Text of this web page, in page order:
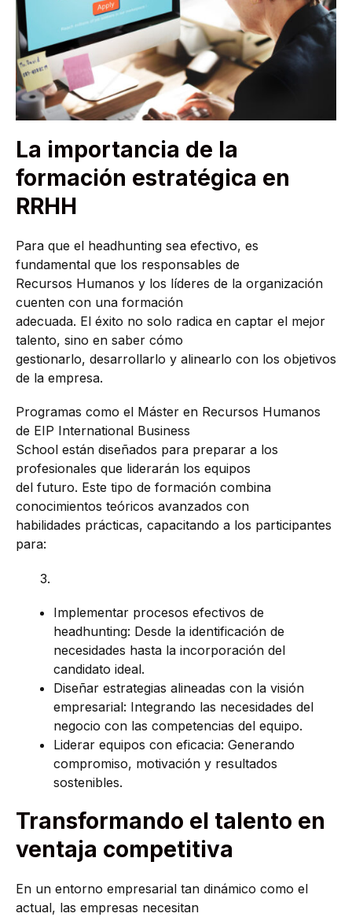
La importancia de la
formación estratégica en
RRHH
Para que el headhunting sea efectivo, es
fundamental que los responsables de
Recursos Humanos y los líderes de la organización
cuenten con una formación
adecuada. El éxito no solo radica en captar el mejor
talento, sino en saber cómo
gestionarlo, desarrollarlo y alinearlo con los objetivos
de la empresa.
Programas como el Máster en Recursos Humanos
de EIP International Business
School están diseñados para preparar a los
profesionales que liderarán los equipos
del futuro. Este tipo de formación combina
conocimientos teóricos avanzados con
habilidades prácticas, capacitando a los participantes
para:
Implementar procesos efectivos de
headhunting: Desde la identificación de
necesidades hasta la incorporación del
candidato ideal.
Diseñar estrategias alineadas con la visión
empresarial: Integrando las necesidades del
negocio con las competencias del equipo.
Liderar equipos con eficacia: Generando
compromiso, motivación y resultados
sostenibles.
Transformando el talento en
ventaja competitiva
En un entorno empresarial tan dinámico como el
actual, las empresas necesitan